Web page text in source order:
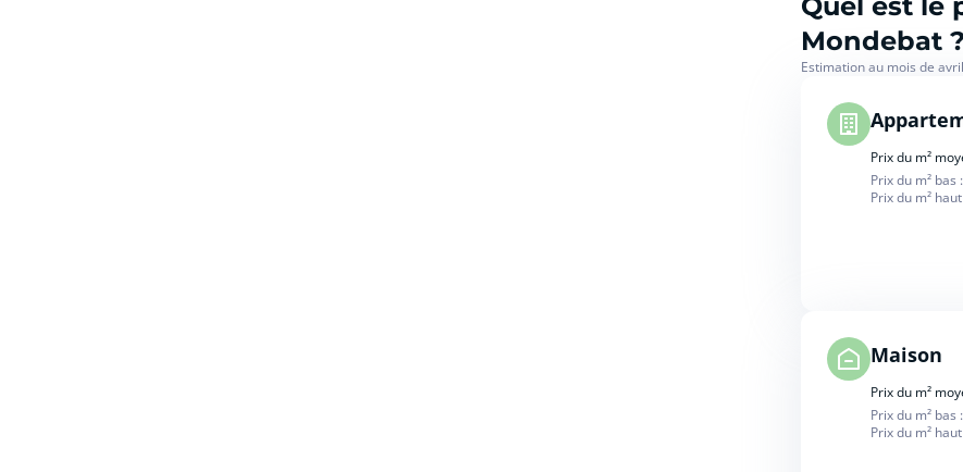
Mondebat ?
Estimation au mois de
Prix du m²
Prix du m² bas :
Prix du m²
Maison
Prix du m²
Prix du m² bas :
Prix du m²